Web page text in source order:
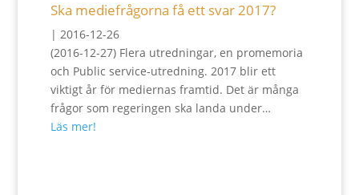
Ska mediefrågorna få ett svar 2017?
| 2016-12-26
(2016-12-27) Flera utredningar, en promemoria
och Public service-utredning. 2017 blir ett
viktigt år för mediernas framtid. Det är många
frågor som regeringen ska landa under…
Läs mer!